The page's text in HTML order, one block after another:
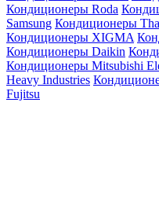
Кондиционеры Roda
Samsung Кондиционеры
Кондиционеры XIGMA
Кондиционеры Daikin
Кондиционеры Mitsubishi
Heavy Industries
Fujitsu